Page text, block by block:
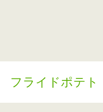
フライドポテト